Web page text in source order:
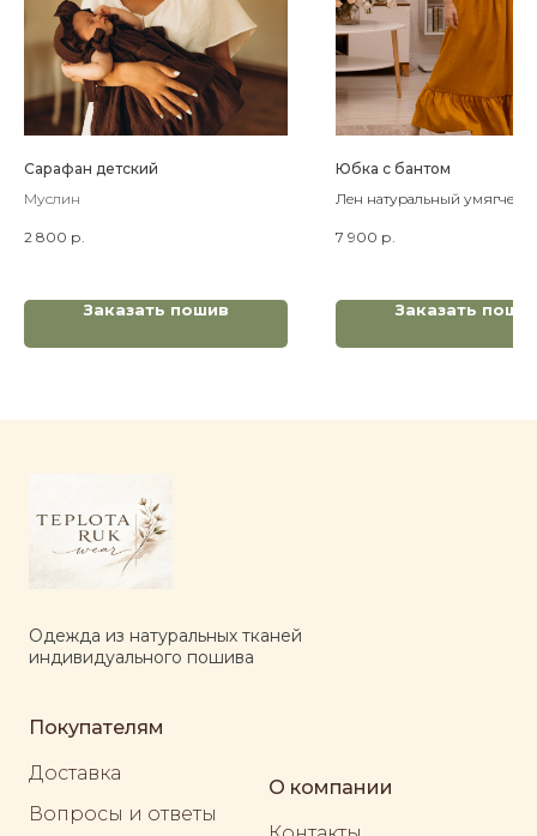
Сарафан детский
Муслин
2 800 р.
Заказать пошив
Юбка с бантом
Лен натуральный
7 900 р.
Заказать
Одежда из натуральных тканей
индивидуального пошива
Покупателям
Доставка
Вопросы и ответы
О компании